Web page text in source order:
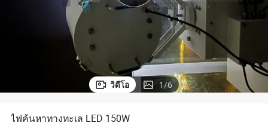
วิดีโอ 1/6
ไฟค้นหาทางทะเล LED 150W